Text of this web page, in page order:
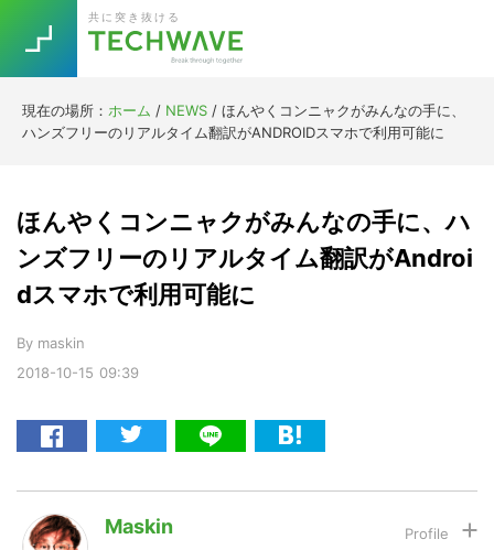
primary
navigation
main
content
primary
sidebar
footer
共に突き抜ける
現在の場所： ホーム / NEWS / ほんやくコンニャクがみんなの手に、
ハンズフリーのリアルタイム翻訳がANDROIDスマホで利用可能に
2018-10-15 09:39
ほんやくコンニャクがみんなの手に、ハ
ンズフリーのリアルタイム翻訳がAndroi
dスマホで利用可能に
By maskin
Maskin
TOPICS
RE:LIFE
Re:Work
AI
[Startup]
[Voice Edition]
[YouTube]
Trend 今話題の注目キーワード
5G Asana テレワーク
ニューノーマル
Daily Weekly